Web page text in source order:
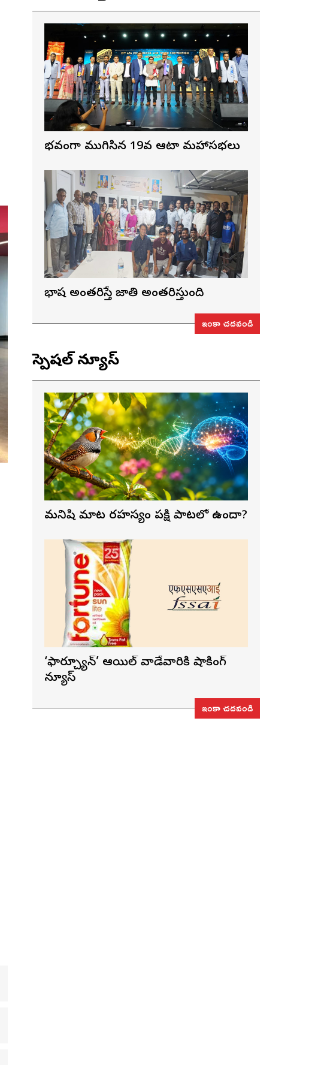
వైభవంగా ముగిసిన 19వ ఆటా మహాసభలు
భాష అంతరిస్తే జాతి అంతరిస్తుంది
ఇంకా చదవండి
స్పెషల్ న్యూస్
మనిషి మాట రహస్యం పక్షి పాటలో ఉందా?
‘ఫార్చ్యూన్’ ఆయిల్ వాడేవారికి షాకింగ్
న్యూస్
ఇంకా చదవండి